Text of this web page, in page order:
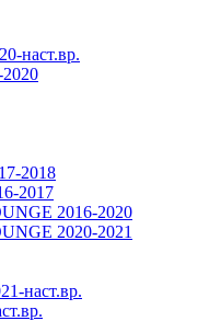
наст.вр.
2018
2017
2016-2020
2020-2021
наст.вр.